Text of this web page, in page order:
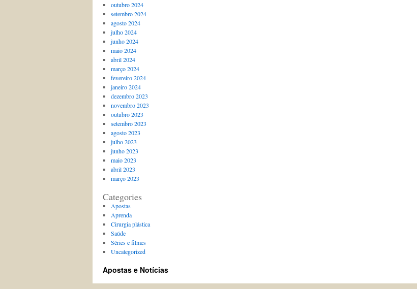
outubro 2024
setembro 2024
agosto 2024
julho 2024
junho 2024
maio 2024
abril 2024
março 2024
fevereiro 2024
janeiro 2024
dezembro 2023
novembro 2023
outubro 2023
setembro 2023
agosto 2023
julho 2023
junho 2023
maio 2023
abril 2023
março 2023
Categories
Apostas
Aprenda
Cirurgia plástica
Saúde
Séries e filmes
Uncategorized
Apostas e Notícias